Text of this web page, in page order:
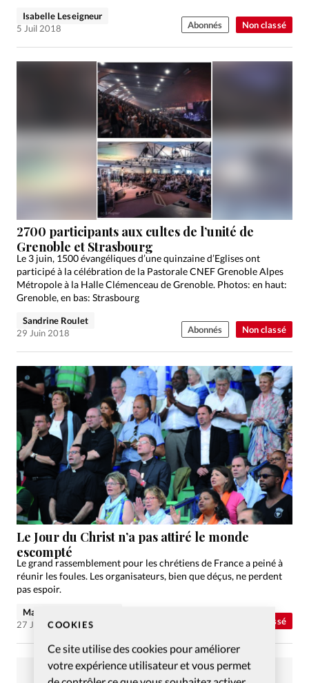
COOKIES
Ce site utilise des cookies pour améliorer
votre expérience utilisateur et vous permet
Non classé
Isabelle Leseigneur
5 Juil 2018
Abonnés
Non classé
2700 participants aux cultes de l’unité de
Grenoble et Strasbourg
Le 3 juin, 1500 évangéliques d’une quinzaine d’Eglises ont
participé à la célébration de la Pastorale CNEF Grenoble Alpes
Métropole à la Halle Clémenceau de Grenoble. Photos: en haut:
Grenoble, en bas: Strasbourg
Sandrine Roulet
29 Juin 2018
Abonnés
Non classé
Le Jour du Christ n’a pas attiré le monde
escompté
Le grand rassemblement pour les chrétiens de France a peiné à
réunir les foules. Les organisateurs, bien que déçus, ne perdent
pas espoir.
Marie Lefebvre-Billiez
27 Juin 2018